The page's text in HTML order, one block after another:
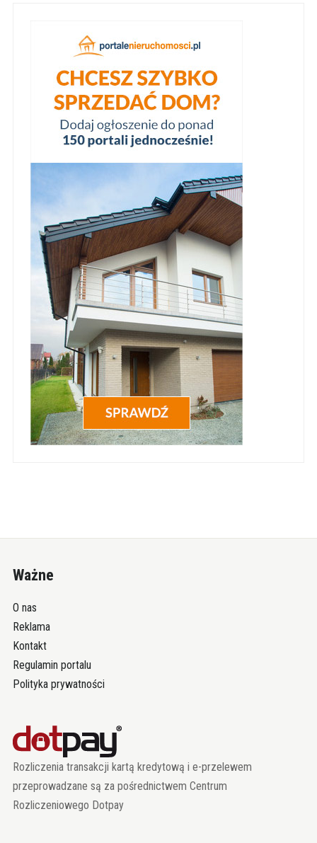
Ważne
O nas
Reklama
Kontakt
Regulamin portalu
Polityka prywatności
Rozliczenia transakcji kartą kredytową i e-przelewem
przeprowadzane są za pośrednictwem Centrum
Rozliczeniowego Dotpay